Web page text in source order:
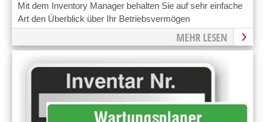
Mit dem Inventory Manager behalten Sie auf sehr einfache
Art den Überblick über Ihr Betriebsvermögen
MEHR LESEN